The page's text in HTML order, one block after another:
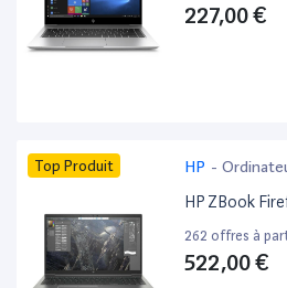
227,00 €
Top Produit HP -
HP ZBook
262 offres à
522,00 €